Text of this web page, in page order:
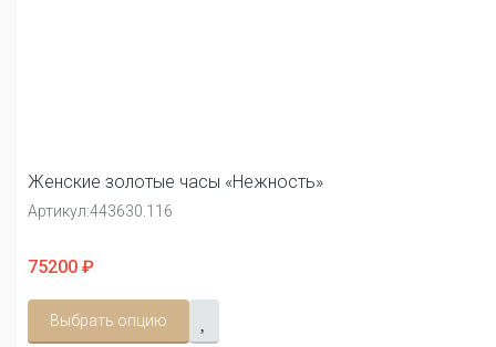
Женские золотые часы «Нежность»
Артикул:443630.116
75200 ₽
Выбрать опцию